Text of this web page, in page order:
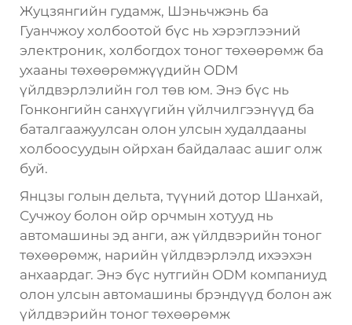
Жуцзянгийн гудамж, Шэньчжэнь ба
Гуанчжоу холбоотой бүс нь хэрэглээний
электроник, холбогдох тоног төхөөрөмж ба
ухааны төхөөрөмжүүдийн ODM
үйлдвэрлэлийн гол төв юм. Энэ бүс нь
Гонконгийн санхүүгийн үйлчилгээнүүд ба
баталгаажуулсан олон улсын худалдааны
холбоосуудын ойрхан байдалаас ашиг олж
буй.
Янцзы голын дельта, түүний дотор Шанхай,
Сучжоу болон ойр орчмын хотууд нь
автомашины эд анги, аж үйлдвэрийн тоног
төхөөрөмж, нарийн үйлдвэрлэлд ихээхэн
анхаардаг. Энэ бүс нутгийн ODM компаниуд
олон улсын автомашины брэндүүд болон аж
үйлдвэрийн тоног төхөөрөмж